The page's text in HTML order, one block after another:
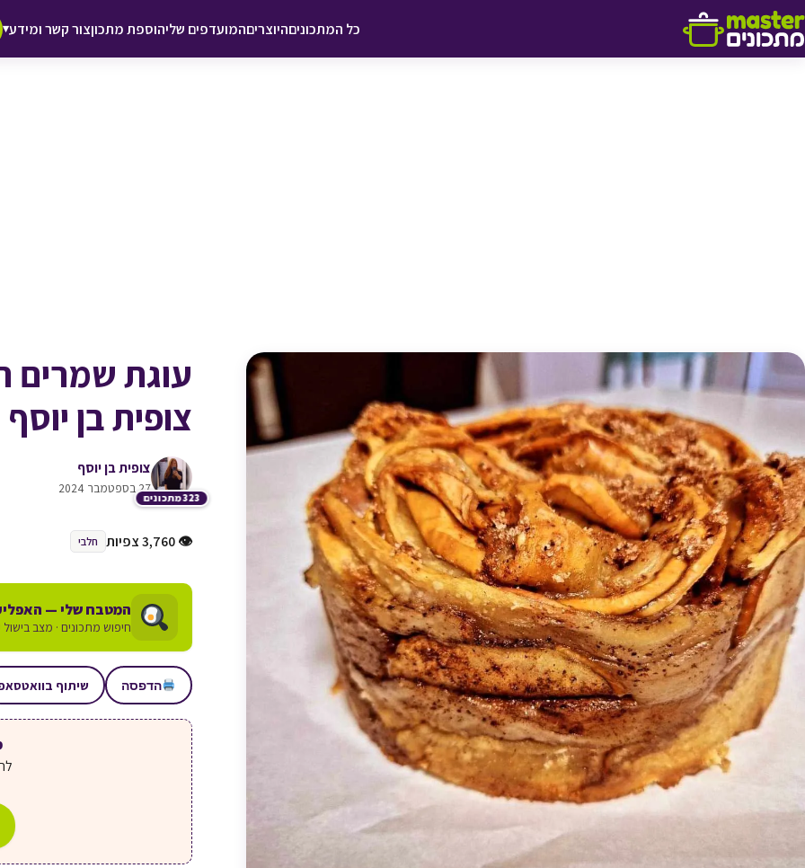
דלג לתוכן
כל המתכוניםהיוצריםהמועדפים שליהוספת מתכוןצור קשר ומידע▾
עוגת שמרים
צופית בן
323 מתכונים
צופית בן יוסף
27 בספטמבר 2024
♥ הוספה
👁 3,760 צפיות חלבי
המטבח שלי —
חיפוש מתכונים · מצב
הדפסה שיתוף